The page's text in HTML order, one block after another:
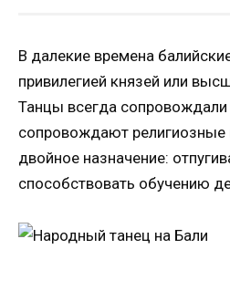
В далекие времена
привилегией князей или
Танцы всегда сопровождали
сопровождают религиозные
двойное назначение:
способствовать обучению